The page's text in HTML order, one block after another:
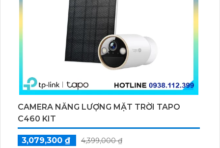
CAMERA NĂNG LƯỢNG MẶT TRỜI TAPO
C460 KIT
3,079,300 ₫
4,399,000 ₫